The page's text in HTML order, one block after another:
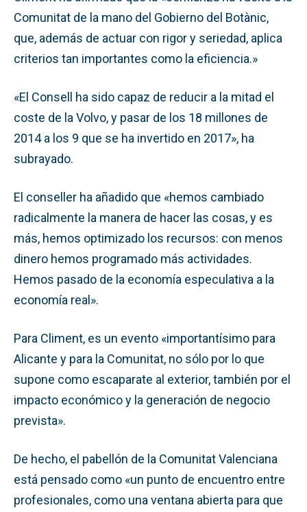
Comunitat de la mano del Gobierno del Botànic,
que, además de actuar con rigor y seriedad, aplica
criterios tan importantes como la eficiencia.»
«El Consell ha sido capaz de reducir a la mitad el
coste de la Volvo, y pasar de los 18 millones de
2014 a los 9 que se ha invertido en 2017», ha
subrayado.
El conseller ha añadido que «hemos cambiado
radicalmente la manera de hacer las cosas, y es
más, hemos optimizado los recursos: con menos
dinero hemos programado más actividades.
Hemos pasado de la economía especulativa a la
economía real».
Para Climent, es un evento «importantísimo para
Alicante y para la Comunitat, no sólo por lo que
supone como escaparate al exterior, también por el
impacto económico y la generación de negocio
prevista».
De hecho, el pabellón de la Comunitat Valenciana
está pensado como «un punto de encuentro entre
profesionales, como una ventana abierta para que